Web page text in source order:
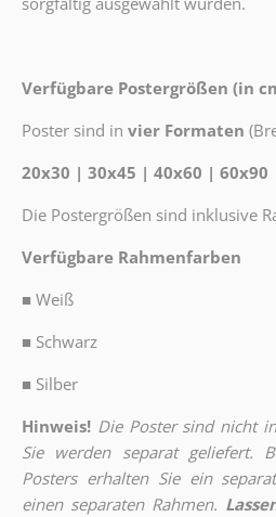
Verfügbare Postergrößen (in
Poster sind in vier Formaten
20x30 | 30x45 | 40x60 | 60x90
Die Postergrößen sind inklusive
Verfügbare Rahmenfarben
■ Weiß
■ Schwarz
■ Silber
Hinweis! Die Poster sind nicht
Sie werden separat geliefert.
Posters erhalten Sie ein
einen separaten Rahmen.